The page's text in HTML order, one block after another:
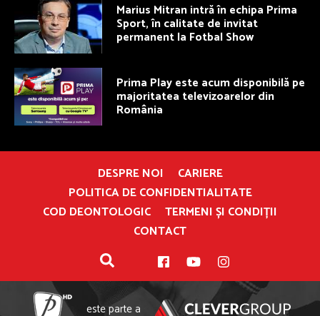
Marius Mitran intră în echipa Prima
Sport, în calitate de invitat
permanent la Fotbal Show
Prima Play este acum disponibilă pe
majoritatea televizoarelor din
România
DESPRE NOI
CARIERE
POLITICA DE CONFIDENTIALITATE
COD DEONTOLOGIC
TERMENI ȘI CONDIȚII
CONTACT
este parte a